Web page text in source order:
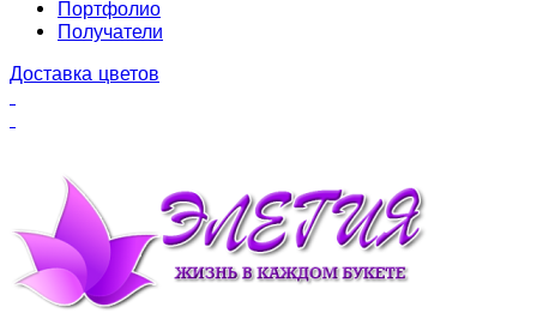
Портфолио
Получатели
Доставка цветов